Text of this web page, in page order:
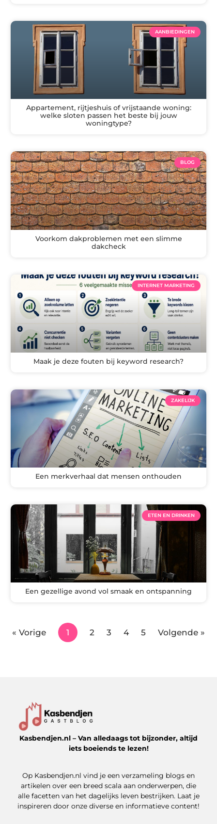
AANBIEDINGEN
Appartement, rijtjeshuis of vrijstaande woning:
welke sloten passen het beste bij jouw
woningtype?
BLOG
Voorkom dakproblemen met een slimme
dakcheck
INTERNET MARKETING
Maak je deze fouten bij keyword research?
ZAKELIJK
Een merkverhaal dat mensen onthouden
ETEN EN DRINKEN
Een gezellige avond vol smaak en ontspanning
« Vorige 1 2 3 4 5 Volgende »
Kasbendjen.nl – Van alledaags tot bijzonder, altijd
iets boeiends te lezen!
Op Kasbendjen.nl vind je een verzameling blogs en
artikelen over een breed scala aan onderwerpen, die
alle facetten van het dagelijks leven bestrijken. Laat je
inspireren door onze diverse en informatieve content!